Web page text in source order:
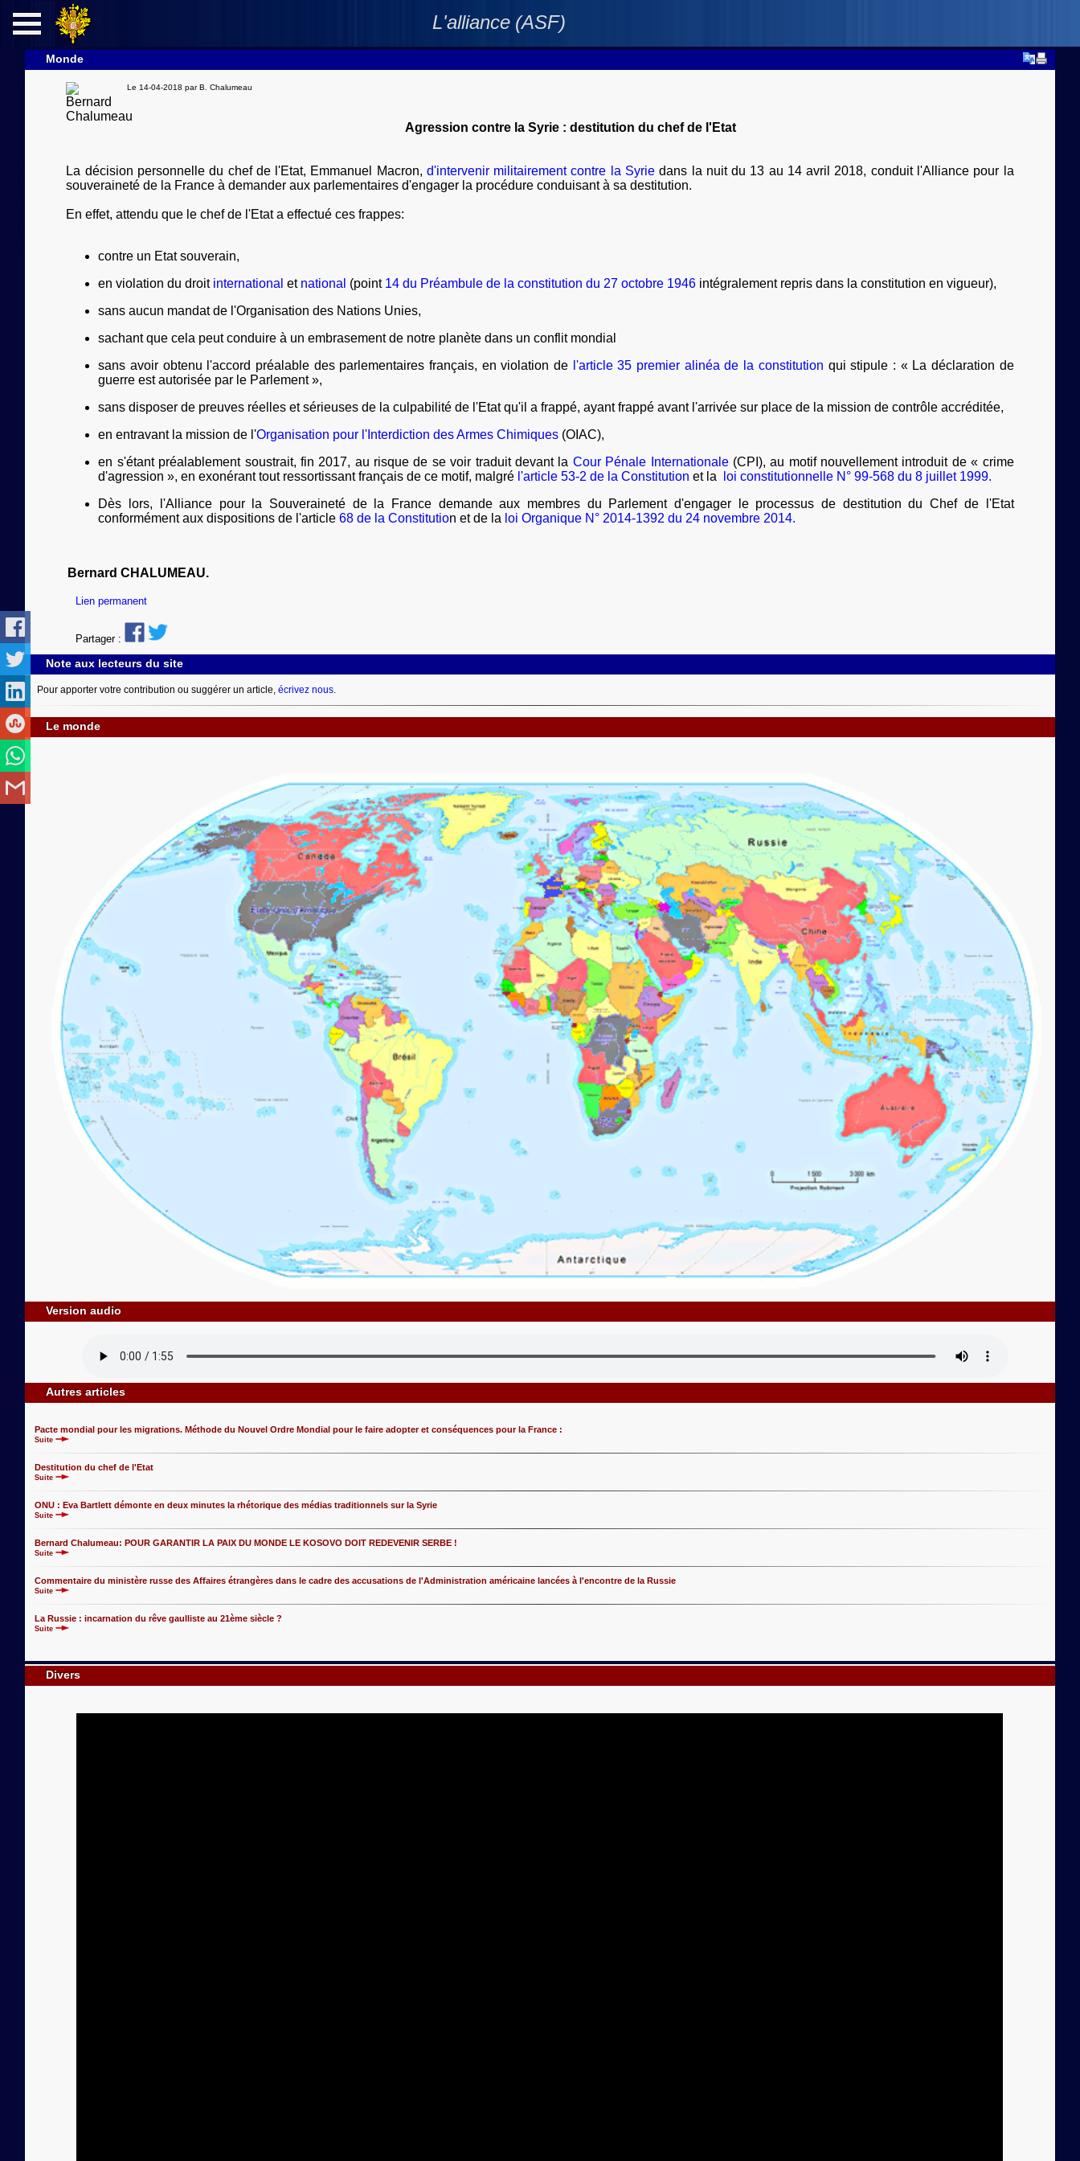
L'alliance (ASF)
Europe
Monde
Le 14-04-2018 parB. Chalumeau
Agression contre la Syrie : destitution du chef de l'Etat
La décision personnelle du chef de l'Etat, Emmanuel Macron, d'intervenir militairement contre la Syrie dans la nuit du 13 au 14 avril 2018, conduit l'Alliance pour la
souveraineté de la France à demander aux parlementaires d'engager la procédure conduisant à sa destitution.
En effet, attendu que le chef de l'Etat a effectué ces frappes:
contre un Etat souverain,
en violation du droit international et national (point 14 du Préambule de la constitution du 27 octobre 1946 intégralement repris dans la constitution en vigueur),
sans aucun mandat de l'Organisation des Nations Unies,
sachant que cela peut conduire à un embrasement de notre planète dans un conflit mondial
sans avoir obtenu l'accord préalable des parlementaires français, en violation de l'article 35 premier alinéa de la constitution qui stipule : « La déclaration de
guerre est autorisée par le Parlement »,
sans disposer de preuves réelles et sérieuses de la culpabilité de l'Etat qu'il a frappé, ayant frappé avant l'arrivée sur place de la mission de contrôle accréditée,
en entravant la mission de l'Organisation pour l'Interdiction des Armes Chimiques (OIAC),
en s'étant préalablement soustrait, fin 2017, au risque de se voir traduit devant la Cour Pénale Internationale(CPI), au motif nouvellement introduit de « crime
d'agression », en exonérant tout ressortissant français de ce motif, malgré l'article 53-2 de la Constitution et la
loi constitutionnelle N° 99-568 du 8 juillet 1999.
Dès lors, l'Alliance pour la Souveraineté de la France demande aux membres du Parlement d'engager le processus de destitution du Chef de l'Etat
conformément aux dispositions de l'article68 de la Constitution et de la loi Organique N° 2014-1392 du 24 novembre 2014.
Bernard CHALUMEAU.
Lien permanent
Partager :
Note aux lecteurs du site
Pour apporter votre contribution ou suggérer un article,écrivez nous.
Le monde
Version audio
Autres articles
Pacte mondial pour les migrations. Méthode du Nouvel Ordre Mondial pour le faire adopter et conséquences pour la France :
Suite
Destitution du chef de l'Etat
Suite
ONU : Eva Bartlett démonte en deux minutes la rhétorique des médias traditionnels sur la Syrie
Suite
Bernard Chalumeau: POUR GARANTIR LA PAIX DU MONDE LE KOSOVO DOIT REDEVENIR SERBE !
Suite
Commentaire du ministère russe des Affaires étrangères dans le cadre des accusations de l'Administration américaine lancées à l'encontre de la Russie
Suite
La Russie : incarnation du rêve gaulliste au 21ème siècle ?
Suite
Divers